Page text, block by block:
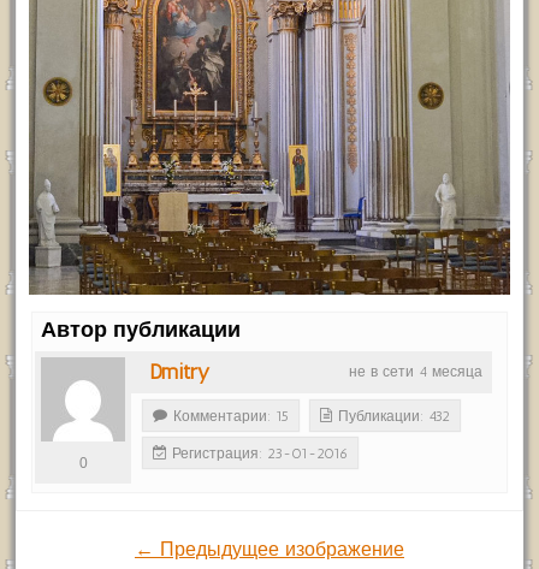
Автор публикации
не в сети 4 месяца
Dmitry
0
Комментарии: 15 Публикации: 432
Регистрация: 23-01-2016
← Предыдущее изображение